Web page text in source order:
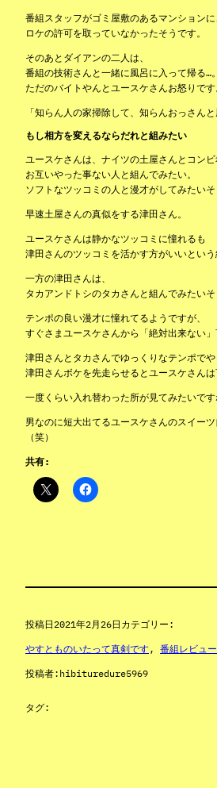
番組スタッフがゴミ屋敷のあるマンションに
ロケの許可を取っていなかったそうです。
そのあとダイアンの二人は、
番組の技術さんと一緒に風呂に入って帰る…。
ただのバイトやんとユースケさんお怒りです
「知らん人の家掃除して、知らんおっさんと
もし相方を変えるならだれと組みたい
ユースケさんは、ナイツの土屋さんとコンビ
お互いやった事ない人と組んでみたい。
ソフトなツッコミの人と漫才がしてみたいそ
早速土屋さんの真似をする津田さん。
ユースケさんは静かなツッコミに憧れるも
津田さんのツッコミを活かす方がいいという
一方の津田さんは、
タカアンドトシのタカさんと組んでみたいそ
テンポの良い漫才に憧れてるようですが、
すぐさまユースケさんから「絶対出来ない」
津田さんとタカさんでゆっくりなテンポでや
津田さんボケを先走らせるとユースケさんは
一度くらい入れ替わった所が見てみたいです
男なのに短大出てるユースケさんのスイー
（笑）
共有:
投稿日 2021年2月26日 カテゴリー:
やすとものいたって真剣です , 番組レビュー
投稿者: hibituredure5969
タグ: